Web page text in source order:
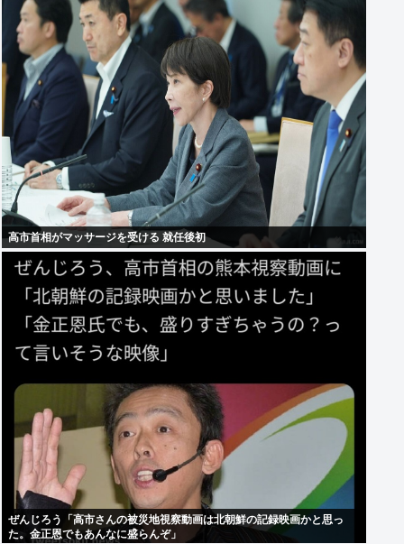
高市首相がマッサージを受ける 就任後初
ぜんじろう「高市さんの被災地視察動画は北朝鮮の記録映画かと思っ
た。金正恩でもあんなに盛らんぞ」